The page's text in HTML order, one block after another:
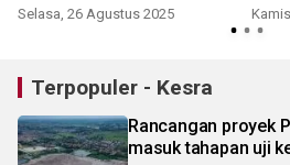
Selasa, 26 Agustus 2025
Terpopuler - Kesra
Rancangan proyek
masuk tahapan uji